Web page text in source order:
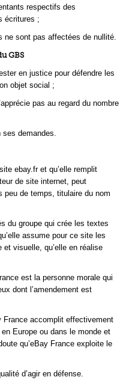
respectifs des
écritures ;
ne sont pas affectées de nullité.
GBS
en justice pour défendre les
objet social ;
pas au regard du nombre
ses demandes.
ebay.fr et qu’elle remplit
de site internet, peut
peu de temps, titulaire du nom
du groupe qui crée les textes
assume pour ce site les
visuelle, qu’elle en réalise
est la personne morale qui
dont l’amendement est
France accomplit effectivement
Europe ou dans le monde et
qu’eBay France exploite le
d’agir en défense.